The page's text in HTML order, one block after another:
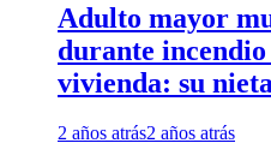
Adulto mayor
durante
vivienda: su
2 años atrás2 años atrás